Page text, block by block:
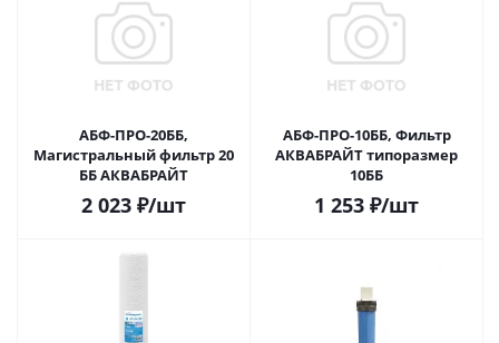
АБФ-ПРО-20ББ,
Магистральный фильтр 20
ББ АКВАБРАЙТ
2 023 ₽/шт
АБФ-ПРО-10ББ, Фильтр
АКВАБРАЙТ типоразмер
10ББ
1 253 ₽/шт